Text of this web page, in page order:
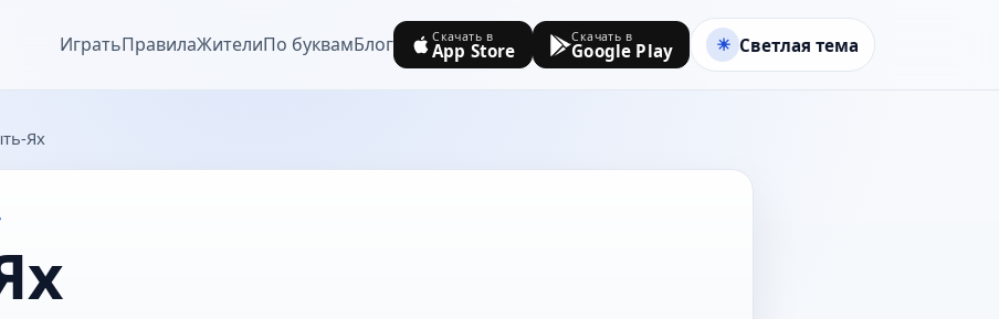
ИгратьПравилаЖителиПо буквамБлог Скачать в
App Store
Скачать в
Google Play Светлая тема
Ях